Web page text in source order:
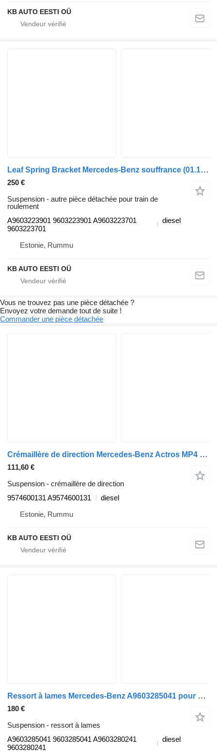
KB AUTO EESTI OÜ
Leaf Spring Bracket Mercedes-Benz souffrance (01.12-) A9603223901 pour camion Mercedes-Benz Actros MP4 Antos Arocs (2012-)
250 €
Suspension - autre pièce détachée pour train de
roulement
A9603223901 9603223901 A9603223701
9603223701
diesel
Estonie, Rummu
KB AUTO EESTI OÜ
Vous ne trouvez pas une pièce détachée ?
Envoyez votre demande tout de suite !
Commander une pièce détachée
Crémaillère de direction Mercedes-Benz Actros MP4 (01.12-) 9574600131 pour camion Mercedes-Benz Actros MP4 Antos Arocs (2012-)
111,60 €
Suspension - crémaillère de direction
9574600131 A9574600131
diesel
Estonie, Rummu
KB AUTO EESTI OÜ
Ressort à lames Mercedes-Benz A9603285041 pour camion Mercedes-Benz Actros MP4 Antos Arocs (2012-)
180 €
Suspension - ressort à lames
A9603285041 9603285041 A9603280241
9603280241
diesel